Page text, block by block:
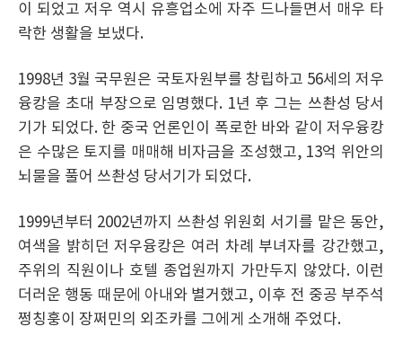
이 되었고 저우 역시 유흥업소에 자주 드나들면서 매우 타
락한 생활을 보냈다.
1998년 3월 국무원은 국토자원부를 창립하고 56세의 저우
융캉을 초대 부장으로 임명했다. 1년 후 그는 쓰촨성 당서
기가 되었다. 한 중국 언론인이 폭로한 바와 같이 저우융캉
은 수많은 토지를 매매해 비자금을 조성했고, 13억 위안의
뇌물을 풀어 쓰촨성 당서기가 되었다.
1999년부터 2002년까지 쓰촨성 위원회 서기를 맡은 동안,
여색을 밝히던 저우융캉은 여러 차례 부녀자를 강간했고,
주위의 직원이나 호텔 종업원까지 가만두지 않았다. 이런
더러운 행동 때문에 아내와 별거했고, 이후 전 중공 부주석
쩡칭훙이 장쩌민의 외조카를 그에게 소개해 주었다.